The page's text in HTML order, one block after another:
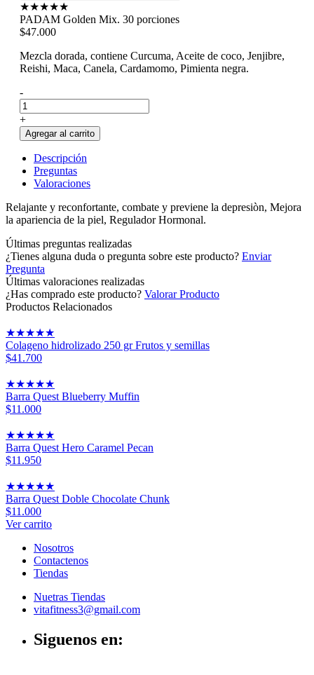
★★★★★
PADAM Golden Mix. 30 porciones
$47.000
Mezcla dorada, contiene Curcuma, Aceite de coco, Jenjibre,
Reishi, Maca, Canela, Cardamomo, Pimienta negra.
-
+
Agregar al carrito
Descripción
Preguntas
Valoraciones
Relajante y reconfortante, combate y previene la depresiòn, Mejora
la apariencia de la piel, Regulador Hormonal.
Últimas preguntas realizadas
¿Tienes alguna duda o pregunta sobre este producto? Enviar
Pregunta
Últimas valoraciones realizadas
¿Has comprado este producto? Valorar Producto
Productos Relacionados
★★★★★
Colageno hidrolizado 250 gr Frutos y semillas
$41.700
★★★★★
Barra Quest Blueberry Muffin
$11.000
★★★★★
Barra Quest Hero Caramel Pecan
$11.950
★★★★★
Barra Quest Doble Chocolate Chunk
$11.000
Ver carrito
Nosotros
Contactenos
Tiendas
Nuetras Tiendas
vitafitness3@gmail.com
Siguenos en: